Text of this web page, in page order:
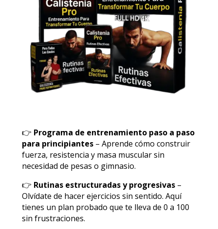
👉 Programa de entrenamiento paso a paso
para principiantes– Aprende cómo construir
fuerza, resistencia y masa muscular sin
necesidad de pesas o gimnasio.
👉 Rutinas estructuradas y progresivas–
Olvídate de hacer ejercicios sin sentido. Aquí
tienes un plan probado que te lleva de 0 a 100
sin frustraciones.